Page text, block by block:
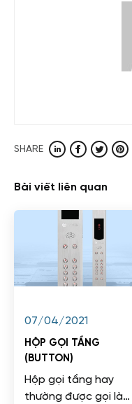
SHARE
Bài viết liên quan
07/04/2021
HỘP GỌI TẦNG
(BUTTON)
Hộp gọi tầng hay
thường được gọi là